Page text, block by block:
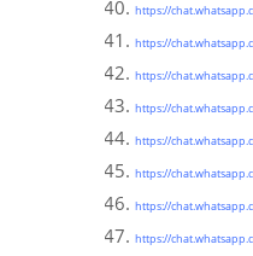
https://
https://
https://
https://
https://
https://
https://
https://